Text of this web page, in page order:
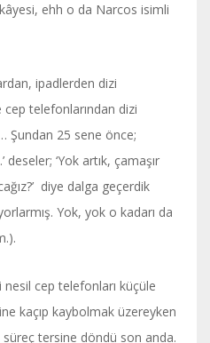
ehh o da Narcos isimli
ipadlerden dizi
telefonlarından dizi
Şundan 25 sene önce;
‘Yok artık, çamaşır
diye dalga geçerdik
Yok, yok o kadarı da
nesil cep telefonları küçüle
kaçıp kaybolmak üzereyken
süreç tersine döndü son anda.